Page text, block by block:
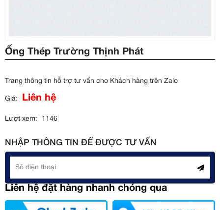
Ống Thép Trường Thịnh Phát
Trang thông tin hỗ trợ tư vấn cho Khách hàng trên Zalo
Giá: Liên hệ
Lượt xem: 1146
NHẬP THÔNG TIN ĐỂ ĐƯỢC TƯ VẤN
Liên hệ đặt hàng nhanh chóng qua